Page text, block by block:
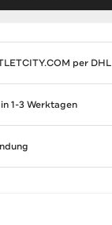
per DHL
1-3 Werktagen